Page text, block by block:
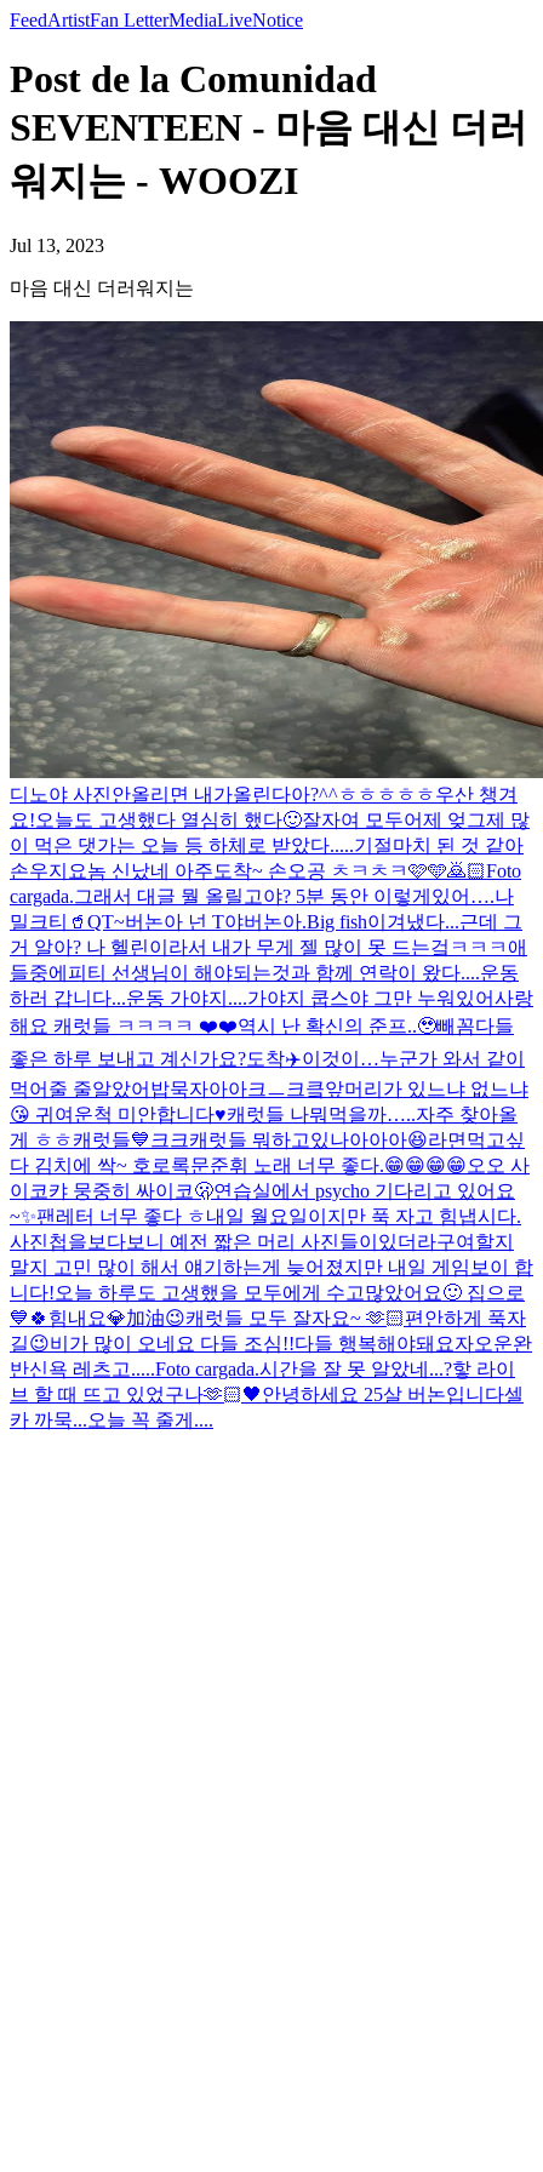
FeedArtistFan LetterMediaLiveNotice
Post de la Comunidad
SEVENTEEN - 마음 대신 더러
워지는 - WOOZI
Jul 13, 2023
마음 대신 더러워지는
디노야 사진안올리면 내가올린다아?^^ㅎㅎㅎㅎㅎ우산 챙겨
요!오늘도 고생했다 열심히 했다🙂잘자여 모두어제 엊그제 많
이 먹은 댓가는 오늘 등 하체로 받았다.....기절마치 된 것 같아
손우지 요놈 신났네 아주도착~ 손오공 ㅊㅋㅊㅋ🩷🩵🙇🏻Foto
cargada.그래서 대글 뭘 올릴고야? 5분 동안 이렇게있어….나
밀크티🥤 QT~버논아 넌 T야버논아.Big fish이겨냈다...근데 그
거 알아? 나 헬린이라서 내가 무게 젤 많이 못 드는겈ㅋㅋㅋ애
들중에 피티 선생님이 해야되는것과 함께 연락이 왔다....운동
하러 갑니다...운동 가야지....가야지 쿱스야 그만 누워있어사랑
해요 캐럿들 ㅋㅋㅋㅋ ❤️❤️역시 난 확신의 준프..🥹빼꼼다들
좋은 하루 보내고 계신가요?도착✈️이것이…누군가 와서 같이
먹어줄 줄알았어 밥묵자아아크ㅡ크킄앞머리가 있느냐 없느냐
😘 귀여운척 미안합니다♥️캐럿들 나뭐먹을까…..자주 찾아올
게 ㅎㅎ캐럿들💙크크캐럿들 뭐하고있나아아아😆라면먹고싶
다 김치에 싹~ 호로록문준휘 노래 너무 좋다.😁😁😁😁오오 사
이코캬 뭉중히 싸이코🫢연습실에서 psycho 기다리고 있어요
~✨팬레터 너무 좋다 ㅎ내일 월요일이지만 푹 자고 힘냅시다.
사진첩을보다보니 예전 짧은 머리 사진들이있더라구여 할지
말지 고민 많이 해서 얘기하는게 늦어졌지만 내일 게임보이 합
니다!오늘 하루도 고생했을 모두에게 수고많았어요🙂 집으로
💙 🍀힘내요💎加油😉캐럿들 모두 잘자요~ 🫶🏻편안하게 푹자
길😉비가 많이 오네요 다들 조심!!다들 행복해야돼요자오운완
반신욕 레츠고.....Foto cargada.시간을 잘 못 알았네...?핳 라이
브 할 때 뜨고 있었구나🫶🏻🖤안녕하세요 25살 버논입니다셀
카 까묵...오늘 꼭 줄게....